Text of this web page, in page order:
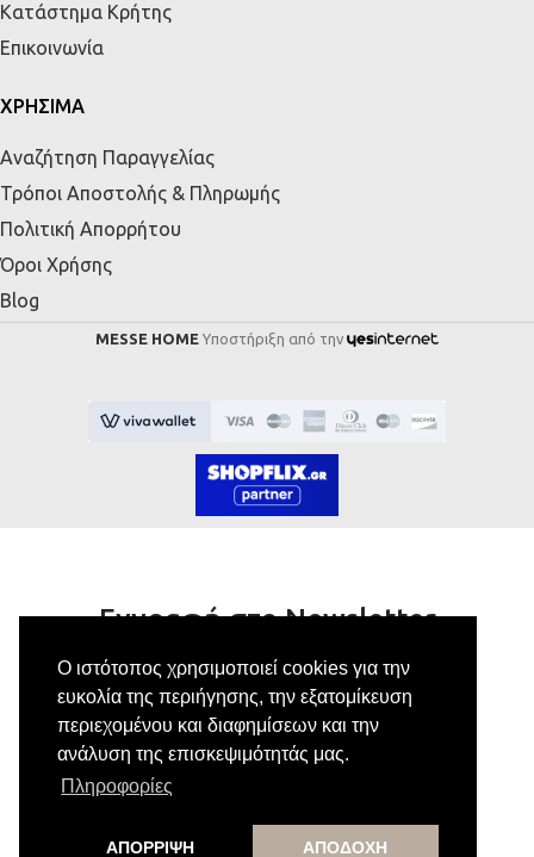
Ο ιστότοπος χρησιμοποιεί cookies για την
ευκολία της περιήγησης, την εξατομίκευση
περιεχομένου και διαφημίσεων και την
ανάλυση της επισκεψιμότητάς μας.
Πληροφορίες
ΑΠΟΡΡΙΨΗ ΑΠΟΔΟΧΗ
Κατάστημα Κρήτης
Επικοινωνία
ΧΡΗΣΙΜΑ
Αναζήτηση Παραγγελίας
Τρόποι Αποστολής & Πληρωμής
Πολιτική Απορρήτου
Όροι Χρήσης
Blog
MESSE HOME Υποστήριξη από την
Εγγραφή στο Newsletter
Κάνε εγγραφή στο newsletter μας για να
λαμβάνεις αποκλειστικές προσφορές.